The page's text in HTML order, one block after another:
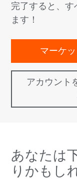
完了すると、す
ます！
マーケ
アカウント
あなたは
りかもし